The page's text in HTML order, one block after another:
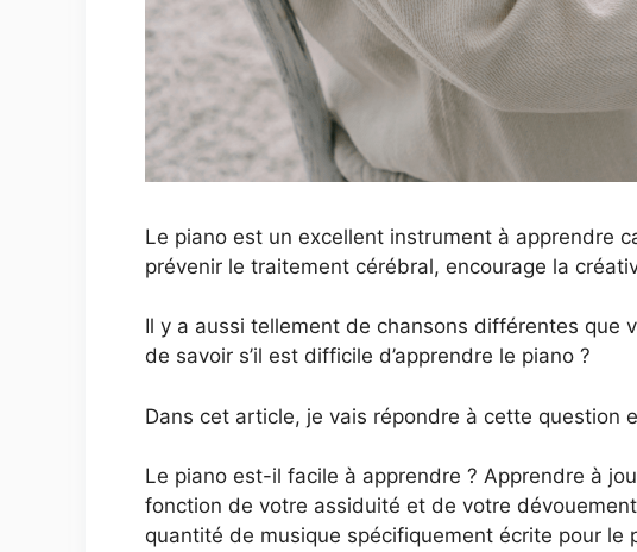
Le piano est un excellent instrument à apprendre
prévenir le traitement cérébral, encourage la
Il y a aussi tellement de chansons différentes que
de savoir s’il est difficile d’apprendre le piano ?
Dans cet article, je vais répondre à cette question
Le piano est-il facile à apprendre ? Apprendre à
fonction de votre assiduité et de votre
quantité de musique spécifiquement écrite pour le